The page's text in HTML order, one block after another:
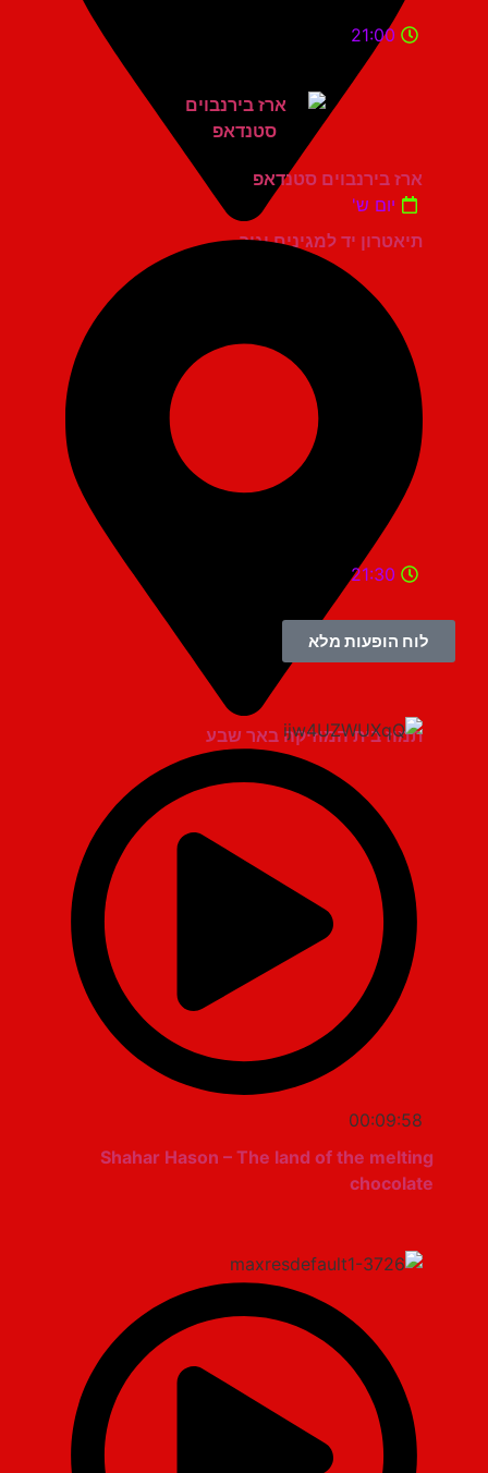
תיאטרון יד למגינים יגור
21:00
ארז בירנבוים סטנדאפ
יום ש'
תמוז בית המוזיקה באר שבע
21:30
לוח הופעות מלא
00:09:58
Shahar Hason – The land of the melting
chocolate